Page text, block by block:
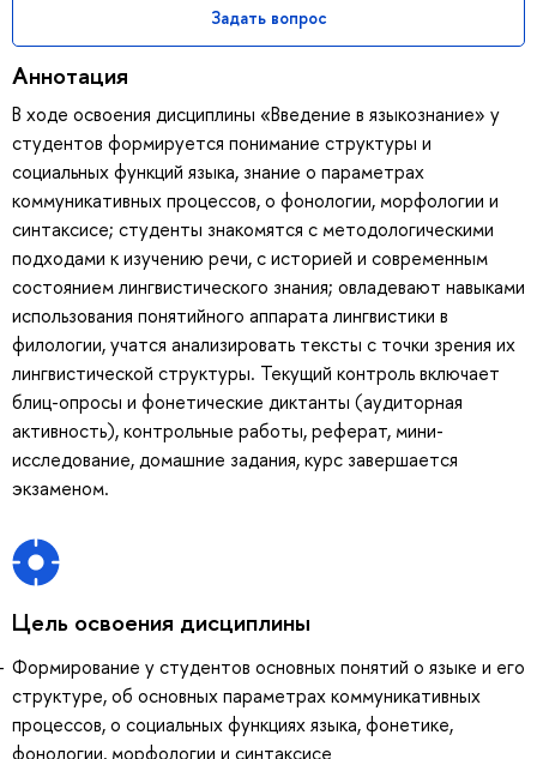
Задать вопрос
Аннотация
В ходе освоения дисциплины «Введение в языкознание» у
студентов формируется понимание структуры и
социальных функций языка, знание о параметрах
коммуникативных процессов, о фонологии, морфологии и
синтаксисе; студенты знакомятся с методологическими
подходами к изучению речи, с историей и современным
состоянием лингвистического знания; овладевают навыками
использования понятийного аппарата лингвистики в
филологии, учатся анализировать тексты с точки зрения их
лингвистической структуры. Текущий контроль включает
блиц-опросы и фонетические диктанты (аудиторная
активность), контрольные работы, реферат, мини-
исследование, домашние задания, курс завершается
экзаменом.
Цель освоения дисциплины
Формирование у студентов основных понятий о языке и его
структуре, об основных параметрах коммуникативных
процессов, о социальных функциях языка, фонетике,
фонологии, морфологии и синтаксисе